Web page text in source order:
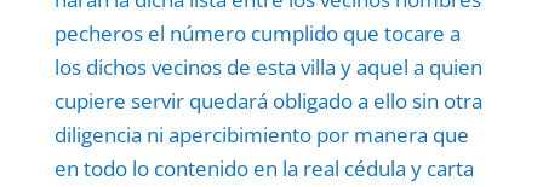
pecheros el número cumplido que tocare a
los dichos vecinos de esta villa y aquel a quien
cupiere servir quedará obligado a ello sin otra
diligencia ni apercibimiento por manera que
en todo lo contenido en la real cédula y carta